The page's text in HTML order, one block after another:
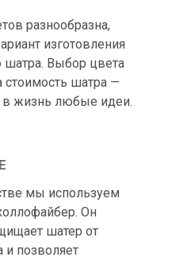
разнообразна,
изготовления
шатра. Выбор цвета
стоимость шатра —
в жизнь любые идеи.
мы используем
Он
шатер от
и позволяет